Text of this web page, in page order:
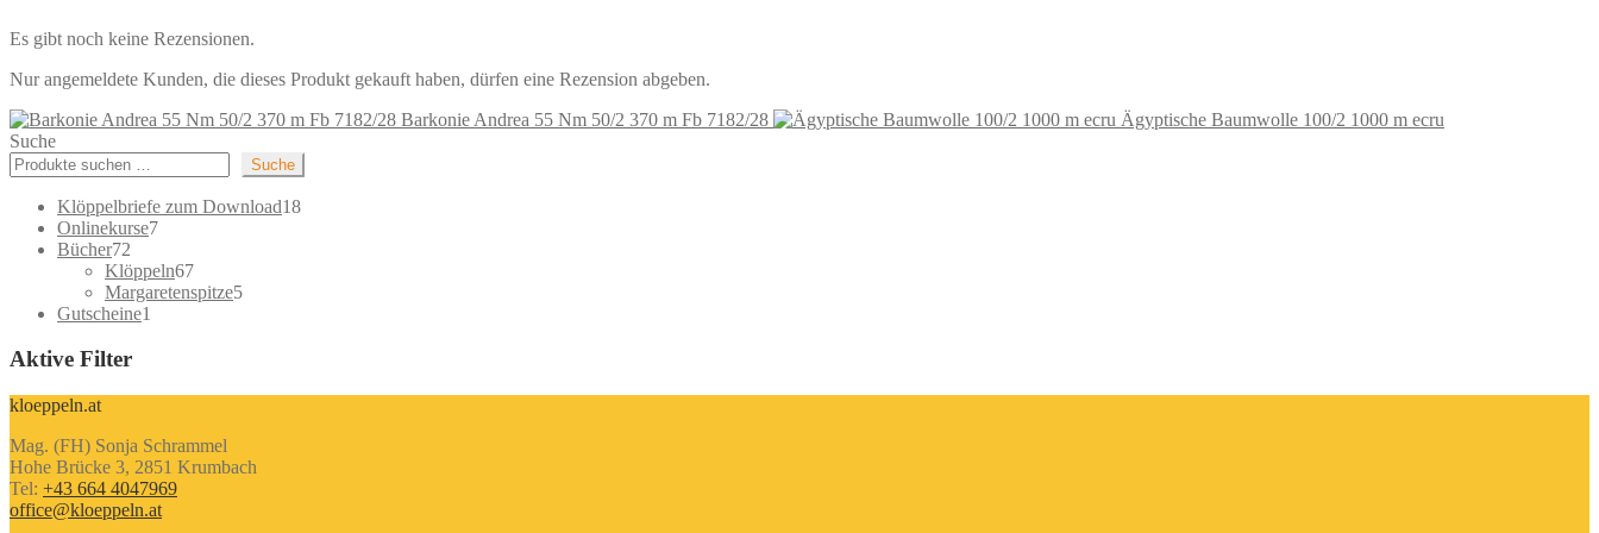
Es gibt noch keine Rezensionen.
Nur angemeldete Kunden, die dieses Produkt gekauft haben, dürfen eine Rezension abgeben.
Barkonie Andrea 55 Nm 50/2 370 m Fb 7182/28
Ägyptische Baumwolle 100/2 1000 m ecru
Suche
Suche
Klöppelbriefe zum Download1818
Onlinekurse77
Bücher72
Produkte
Klöppeln6767
Produkte
Margaretenspitze55
Gutscheine1
Aktive Filter
kloeppeln.at
Mag. (FH) Sonja Schrammel
Hohe Brücke 3, 2851 Krumbach
Tel: +43 664 4047969
office@kloeppeln.at